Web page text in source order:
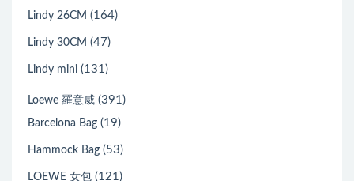
Lindy 26CM (164)
Lindy 30CM (47)
Lindy mini (131)
Loewe 羅意威 (391)
Barcelona Bag (19)
Hammock Bag (53)
LOEWE 女包 (121)